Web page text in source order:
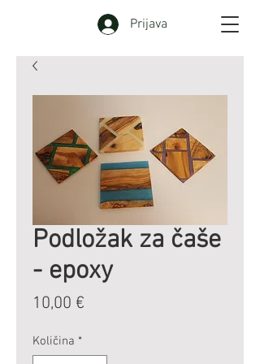
Prijava
Podložak za čaše
- epoxy
10,00 €
Količina *